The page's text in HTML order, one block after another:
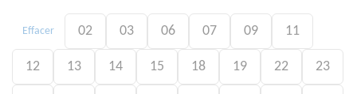
Effacer 02 03 06 07 09 11
12 13 14 15 18 19 22 23